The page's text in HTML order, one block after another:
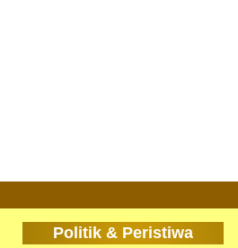
Politik & Peristiwa